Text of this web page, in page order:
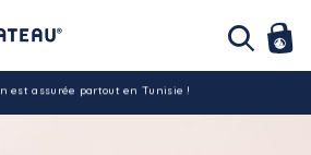
est assurée partout en Tunisie !
par carte bancaire (hors promo)